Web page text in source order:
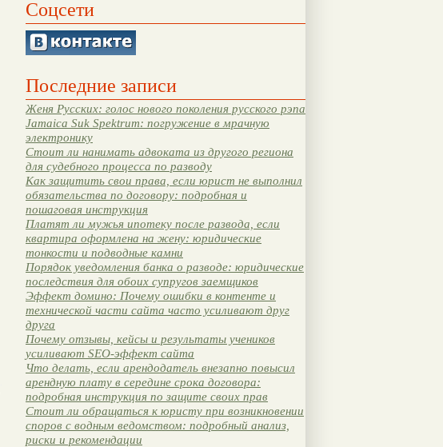
Соцсети
Последние записи
Женя Русских: голос нового поколения русского рэпа
Jamaica Suk Spektrum: погружение в мрачную
электронику
Стоит ли нанимать адвоката из другого региона
для судебного процесса по разводу
Как защитить свои права, если юрист не выполнил
обязательства по договору: подробная и
пошаговая инструкция
Платят ли мужья ипотеку после развода, если
квартира оформлена на жену: юридические
тонкости и подводные камни
Порядок уведомления банка о разводе: юридические
последствия для обоих супругов заемщиков
Эффект домино: Почему ошибки в контенте и
технической части сайта часто усиливают друг
друга
Почему отзывы, кейсы и результаты учеников
усиливают SEO-эффект сайта
Что делать, если арендодатель внезапно повысил
арендную плату в середине срока договора:
подробная инструкция по защите своих прав
Стоит ли обращаться к юристу при возникновении
споров с водным ведомством: подробный анализ,
риски и рекомендации